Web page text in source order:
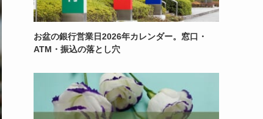
お盆の銀行営業日2026年カレンダー。窓口・
ATM・振込の落とし穴